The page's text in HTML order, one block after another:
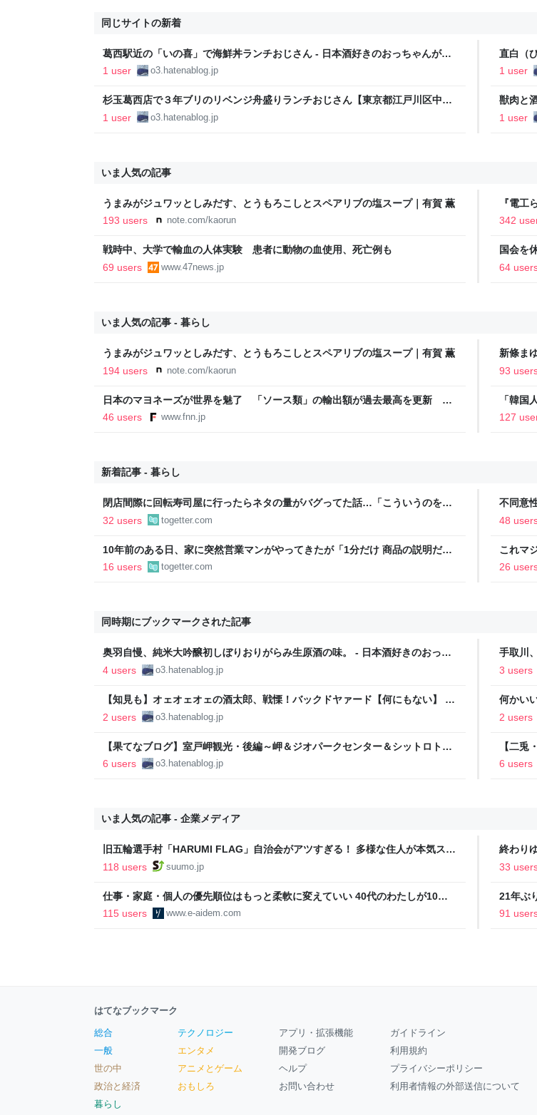
同じサイトの新着
葛西駅近の「いの喜」で海鮮丼ランチおじさん - 日本酒好きのおっちゃんが何
か言うとるわ。( ´ ω`)
1 user o3.hatenablog.jp
直白（
神田猿
1 user
杉玉葛西店で３年ブリのリベンジ舟盛りランチおじさん【東京都江戸川区中葛
西】 - 日本酒好きのおっちゃんが何か言うとるわ。( ´ ω`)
1 user o3.hatenablog.jp
獣肉と
おじさ
1 user
いま人気の記事
うまみがジュワッとしみだす、とうもろこしとスペアリブの塩スープ｜有賀 薫
193 users
note.com/kaorun
『電工
インと
342
戦時中、大学で輸血の人体実験 患者に動物の血使用、死亡例も
69 users
www.47news.jp
国会を
64
いま人気の記事 - 暮らし
うまみがジュワッとしみだす、とうもろこしとスペアリブの塩スープ｜有賀 薫
194 users
note.com/kaorun
新條ま
いたい
93
日本のマヨネーズが世界を魅了 「ソース類」の輸出額が過去最高を更新 人
気の裏には卵黄のコク アメリカでは“日本風”が誕生｜FNNプライムオンライ
46 users www.fnn.jp
「韓国
うに見
127
新着記事 - 暮らし
閉店間際に回転寿司屋に行ったらネタの量がバグってた話…「こういうのを晒
さないで」という声もあるが広報から「得々ゾーン」という正規サービスだと
32 users togetter.com
不同意
48
10年前のある日、家に突然営業マンがやってきたが「1分だけ 商品の説明だけ
でも」としつこく、断っても「じゃあどうすれば話聞いてくれますか」と言わ
16 users togetter.com
これマ
たいな
26
同時期にブックマークされた記事
奥羽自慢、純米大吟醸初しぼりおりがらみ生原酒の味。 - 日本酒好きのおっち
ゃんが何か言うとるわ。( ´ ω`)
4 users o3.hatenablog.jp
手取川
おっち
3 users
【知見も】オェオェオェの酒太郎、戦慄！バックドヤァード【何にもない】 -
日本酒好きのおっちゃんが何か言うとるわ。( ´ ω`)
2 users o3.hatenablog.jp
何かい
と言っ
2 users
【果てなブログ】室戸岬観光・後編～岬＆ジオパークセンター＆シットロトで
本格カレー＆キラメッセ室戸【ミサキニスト】 - 日本酒好きのおっちゃんが何
か言うとるわ。( ´ ω`)
6 users o3.hatenablog.jp
【二兎
日本酒
6 users
いま人気の記事 - 企業メディア
旧五輪選手村「HARUMI FLAG」自治会がアツすぎる！ 多様な住人が本気スキ
ルで挑む、盆踊り2万人集客や交通改善など“街の価値向上”戦略 東京・中央
118 users suumo.jp
終わり
ること
33
仕事・家庭・個人の優先順位はもっと柔軟に変えていい 40代のわたしが10年
後の自分に伝えたいこと - りっすん by イーアイデム
115 users www.e-aidem.com
21年ぶ
ついて
91
はてなブックマーク
総合
一般
世の中
政治と経済
暮らし
テクノロジー
エンタメ
アニメとゲーム
おもしろ
アプリ・拡張機能
開発ブログ
ヘルプ
お問い合わせ
ガイドライン
利用規約
プライバシーポリシー
利用者情報の外部送信について